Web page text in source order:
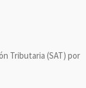
Tributaria (SAT) por